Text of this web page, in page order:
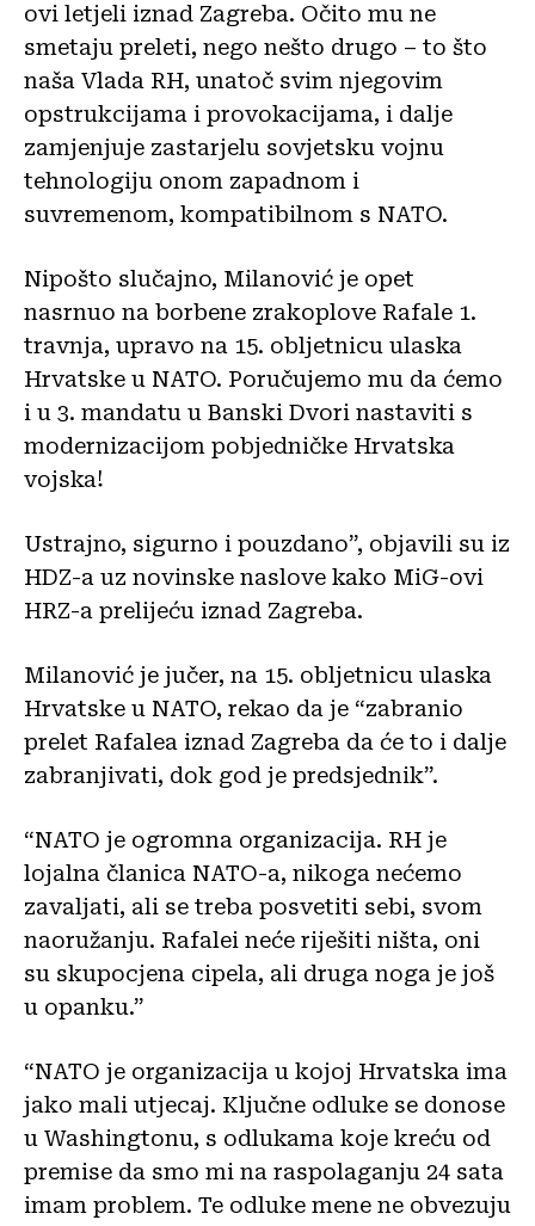
ovi letjeli iznad Zagreba. Očito mu ne
smetaju preleti, nego nešto drugo – to što
naša Vlada RH, unatoč svim njegovim
opstrukcijama i provokacijama, i dalje
zamjenjuje zastarjelu sovjetsku vojnu
tehnologiju onom zapadnom i
suvremenom, kompatibilnom s NATO.
Nipošto slučajno, Milanović je opet
nasrnuo na borbene zrakoplove Rafale 1.
travnja, upravo na 15. obljetnicu ulaska
Hrvatske u NATO. Poručujemo mu da ćemo
i u 3. mandatu u Banski Dvori nastaviti s
modernizacijom pobjedničke Hrvatska
vojska!
Ustrajno, sigurno i pouzdano”, objavili su iz
HDZ-a uz novinske naslove kako MiG-ovi
HRZ-a prelijeću iznad Zagreba.
Milanović je jučer, na 15. obljetnicu ulaska
Hrvatske u NATO, rekao da je “zabranio
prelet Rafalea iznad Zagreba da će to i dalje
zabranjivati, dok god je predsjednik”.
“NATO je ogromna organizacija. RH je
lojalna članica NATO-a, nikoga nećemo
zavaljati, ali se treba posvetiti sebi, svom
naoružanju. Rafalei neće riješiti ništa, oni
su skupocjena cipela, ali druga noga je još
u opanku.”
“NATO je organizacija u kojoj Hrvatska ima
jako mali utjecaj. Ključne odluke se donose
u Washingtonu, s odlukama koje kreću od
premise da smo mi na raspolaganju 24 sata
imam problem. Te odluke mene ne obvezuju